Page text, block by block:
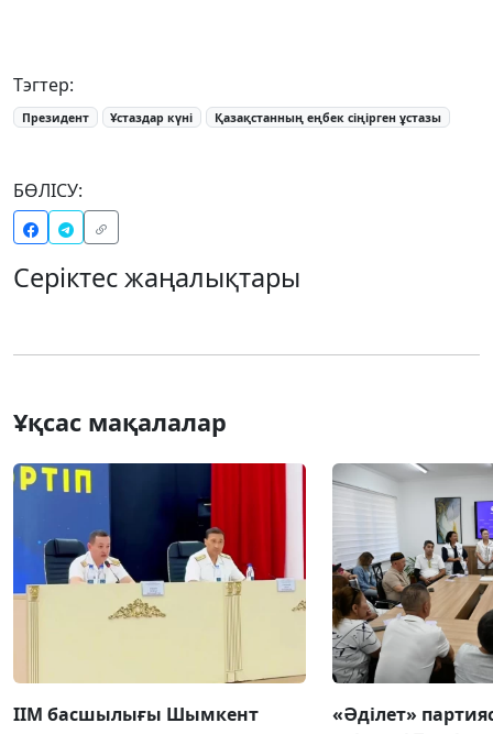
Тэгтер:
Президент Ұстаздар күні Қазақстанның еңбек сіңірген ұстазы
БӨЛІСУ:
Серіктес жаңалықтары
Ұқсас мақалалар
ІІМ басшылығы Шымкент
«Әділет»